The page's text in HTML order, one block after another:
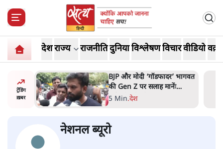
देशराज्य राजनीतिदुनियाविश्लेषणविचारवीडियो
ट्रेंडिंग
ख़बर
भागवत
मार्क ज़करबर्ग का माफीनामाः ये
बहुत अंदर की बात है
9 Min.विश्लेषण
नेशनल ब्यूरो